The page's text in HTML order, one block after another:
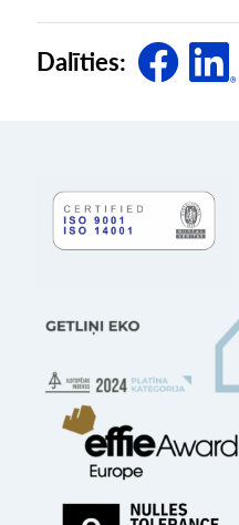
Dalīties: